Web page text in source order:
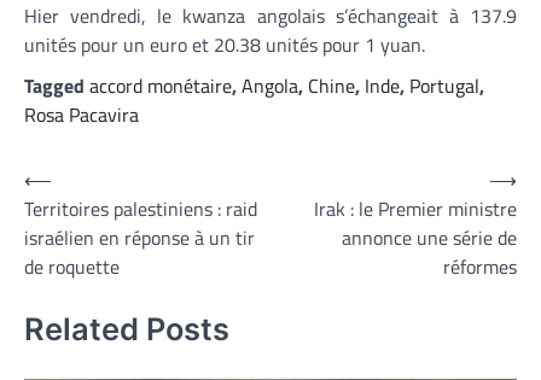
Hier vendredi, le kwanza angolais s’échangeait à 137.9
unités pour un euro et 20.38 unités pour 1 yuan.
Tagged accord monétaire,Angola, Chine, Inde, Portugal,
Rosa Pacavira
Navigation
de
l’article
⟵
Territoires palestiniens : raid
israélien en réponse à un tir
de roquette
Irak : le Premier ministre
annonce une série de
réformes
⟶
Related Posts